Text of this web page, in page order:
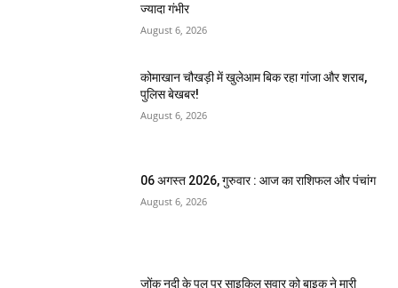
ज्यादा गंभीर
August 6, 2026
कोमाखान चौखड़ी में खुलेआम बिक रहा गांजा और शराब,
पुलिस बेखबर!
August 6, 2026
06 अगस्त 2026, गुरुवार : आज का राशिफल और पंचांग
August 6, 2026
जोंक नदी के पुल पर साइकिल सवार को बाइक ने मारी